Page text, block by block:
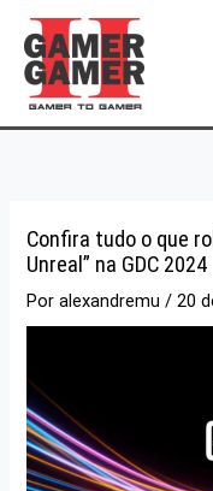
para
conteúdo
Confira tudo o que
Unreal” na GDC 2024
Poralexandremu/20